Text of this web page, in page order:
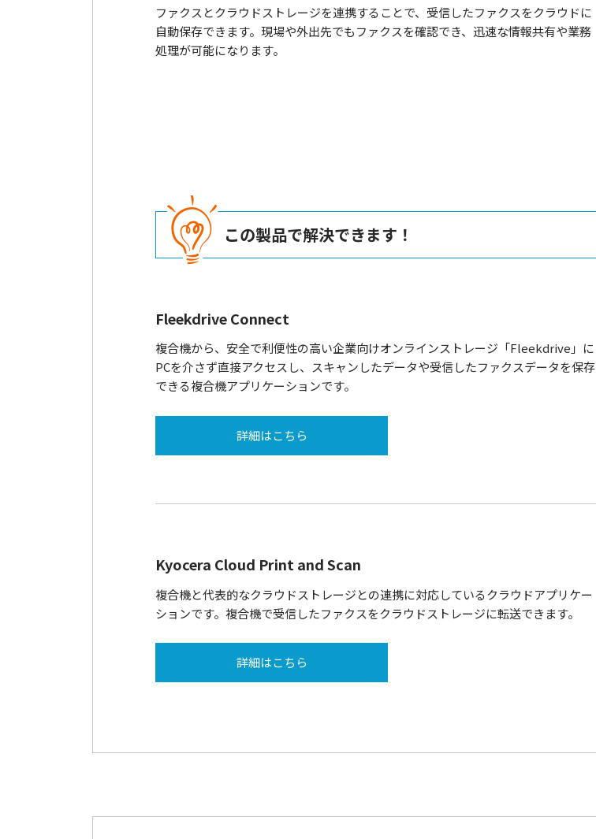
ファクスとクラウドストレージを連携することで、受信したファクスをクラウドに
自動保存できます。現場や外出先でもファクスを確認でき、迅速な情報共有や業務
処理が可能になります。
この製品で解決できます！
Fleekdrive Connect
複合機から、安全で利便性の高い企業向けオンラインストレージ「Fleekdrive」に
PCを介さず直接アクセスし、スキャンしたデータや受信したファクスデータを保存
できる複合機アプリケーションです。
詳細はこちら
Kyocera Cloud Print and Scan
複合機と代表的なクラウドストレージとの連携に対応しているクラウドアプリケー
ションです。複合機で受信したファクスをクラウドストレージに転送できます。
詳細はこちら